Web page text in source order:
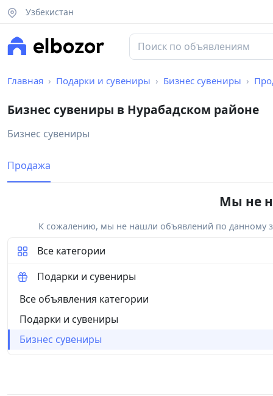
Узбекистан
Главная Подарки и сувениры Бизнес сувениры
Бизнес сувениры в Нурабадском районе
Бизнес сувениры
Продажа
Мы не
К сожалению, мы не нашли объявлений по данному
Все категории
Подарки и сувениры
Все объявления категории
Подарки и сувениры
Бизнес сувениры